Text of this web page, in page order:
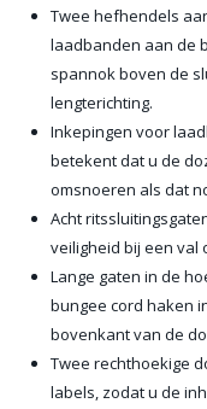
Twee hefhendels
laadbanden aan de
spannok boven de
lengterichting.
Inkepingen voor
betekent dat u de
omsnoeren als dat
Acht
veiligheid bij een val
Lange gaten in de
bungee cord haken
bovenkant van de
Twee rechthoekige
labels, zodat u de